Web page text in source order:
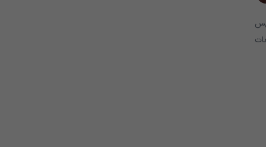
برند، ممکن است حدود 10 تا 20 سال پس